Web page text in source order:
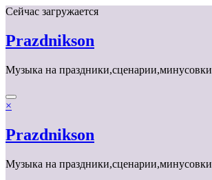
Перейти
содержимому
Сейчас загружается
Prazdnikson
Музыка на праздники,сценарии,минусовки
×
Prazdnikson
Музыка на праздники,сценарии,минусовки